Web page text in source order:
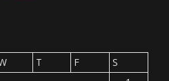
T F
S